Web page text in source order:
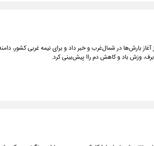
بارش‌ها در شمال‌غرب و خبر داد و برای نیمه غربی کشور،
وزش باد و کاهش دم راا پیش‌بینی کرد.